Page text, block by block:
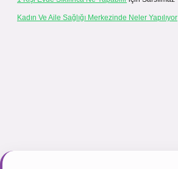
Kadın Ve Aile Sağlığı Merkezinde Neler Yapılıyor